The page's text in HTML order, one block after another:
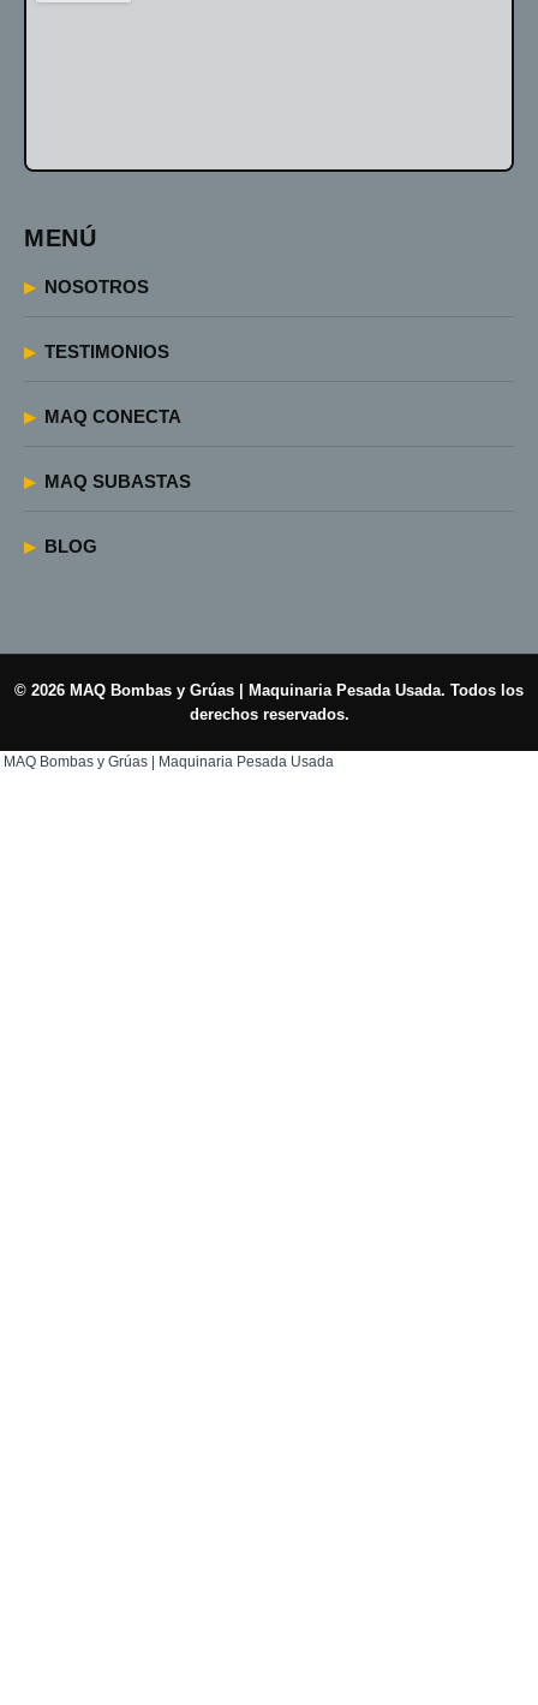
MENÚ
NOSOTROS
TESTIMONIOS
MAQ CONECTA
MAQ SUBASTAS
BLOG
© 2026 MAQ Bombas y Grúas | Maquinaria Pesada Usada. Todos los
derechos reservados.
MAQ Bombas y Grúas | Maquinaria Pesada Usada